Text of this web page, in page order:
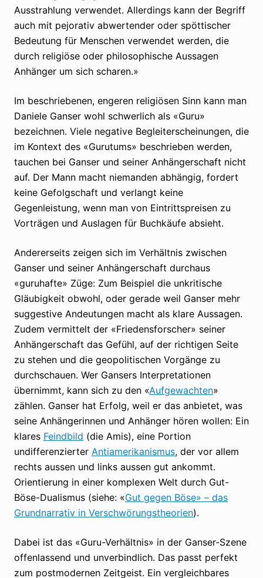
Ausstrahlung verwendet. Allerdings kann der Begriff
auch mit pejorativ abwertender oder spöttischer
Bedeutung für Menschen verwendet werden, die
durch religiöse oder philosophische Aussagen
Anhänger um sich scharen.»
Im beschriebenen, engeren religiösen Sinn kann man
Daniele Ganser wohl schwerlich als «Guru»
bezeichnen. Viele negative Begleiterscheinungen, die
im Kontext des «Gurutums» beschrieben werden,
tauchen bei Ganser und seiner Anhängerschaft nicht
auf. Der Mann macht niemanden abhängig, fordert
keine Gefolgschaft und verlangt keine
Gegenleistung, wenn man von Eintrittspreisen zu
Vorträgen und Auslagen für Buchkäufe absieht.
Andererseits zeigen sich im Verhältnis zwischen
Ganser und seiner Anhängerschaft durchaus
«guruhafte» Züge: Zum Beispiel die unkritische
Gläubigkeit obwohl, oder gerade weil Ganser mehr
suggestive Andeutungen macht als klare Aussagen.
Zudem vermittelt der «Friedensforscher» seiner
Anhängerschaft das Gefühl, auf der richtigen Seite
zu stehen und die geopolitischen Vorgänge zu
durchschauen. Wer Gansers Interpretationen
übernimmt, kann sich zu den «Aufgewachten»
zählen. Ganser hat Erfolg, weil er das anbietet, was
seine Anhängerinnen und Anhänger hören wollen: Ein
klares Feindbild (die Amis), eine Portion
undifferenzierter Antiamerikanismus, der vor allem
rechts aussen und links aussen gut ankommt.
Orientierung in einer komplexen Welt durch Gut-
Böse-Dualismus (siehe: «Gut gegen Böse» – das
Grundnarrativ in Verschwörungstheorien).
Dabei ist das «Guru-Verhältnis» in der Ganser-Szene
offenlassend und unverbindlich. Das passt perfekt
zum postmodernen Zeitgeist. Ein vergleichbares